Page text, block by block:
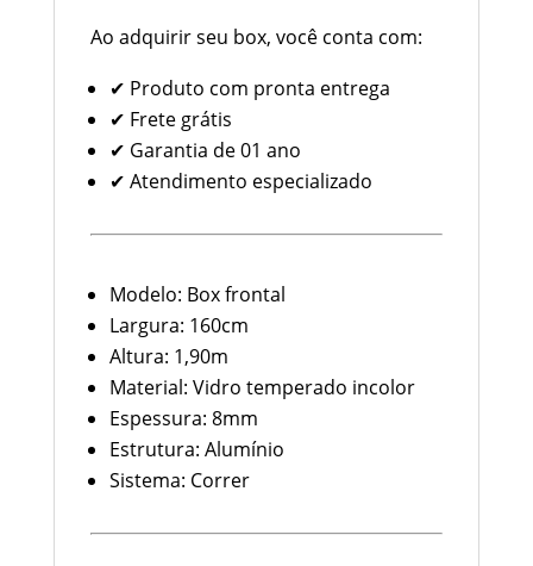
Ao adquirir seu box, você conta com:
✔ Produto com pronta entrega
✔ Frete grátis
✔ Garantia de 01 ano
✔ Atendimento especializado
Modelo: Box frontal
Largura: 160cm
Altura: 1,90m
Material: Vidro temperado incolor
Espessura: 8mm
Estrutura: Alumínio
Sistema: Correr